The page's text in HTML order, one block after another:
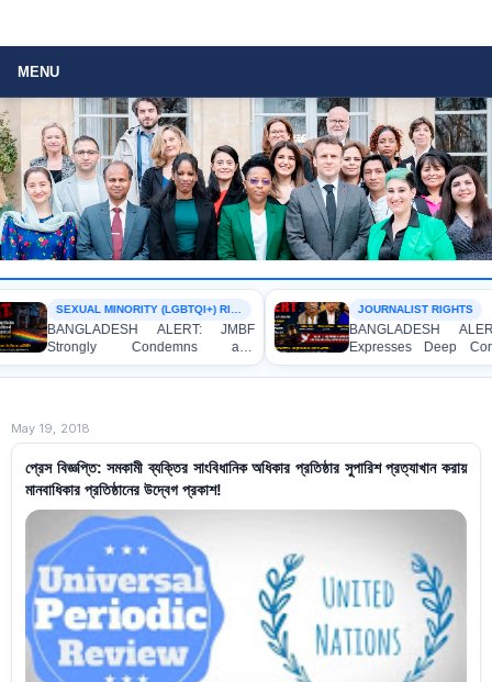
MENU
SEXUAL MINORITY (LGBTQI+) RIGHTS
BANGLADESH ALERT: JMBF
Strongly Condemns and
Expresses Deep Concern over the
Detention of Two Individuals on
JOURNALIST RIGHTS
BANGLADESH ALERT:
Expresses Deep Concern
Strong Condemnation over
Indictment of Four
May 19, 2018
প্রেস বিজ্ঞপ্তি: সমকামী ব্যক্তির সাংবিধানিক অধিকার প্রতিষ্ঠার সুপারিশ প্রত্যাখান করায়
মানবাধিকার প্রতিষ্ঠানের উদ্বেগ প্রকাশ!